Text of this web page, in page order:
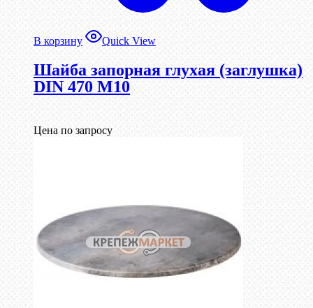
В корзину Quick View
Шайба запорная глухая (заглушка)
DIN 470 М10
Цена по запросу